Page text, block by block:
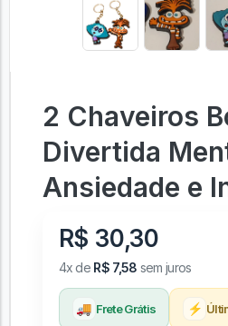
2 Chaveiros
Divertida
Ansiedade e
R$ 30,30
4x de R$ 7,58 sem juros
🚚 Frete Grátis ⚡